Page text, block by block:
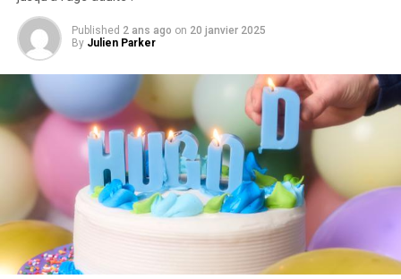
Accélération Vers une Mobilité Électrique
Cette initiative fait partie d’une stratégie globale visant
à promouvoir l’électrification du parc automobile
français. Cependant, les grandes entreprises
rencontrent encore des difficultés pour atteindre leurs
objectifs ; seulement 8% des nouveaux véhicules
immatriculés par ces entités étaient électriques en
2023. Ces incitations fiscales pourraient néanmoins
inciter davantage d’employeurs à franchir le
pas.Cependant, plusieurs défis demeurent concernant
les infrastructures nécessaires au chargement ainsi que
sur l’autonomie des véhicules et les perceptions parmi
Published 2 ans ago on 20 janvier 2025
By Julien Parker